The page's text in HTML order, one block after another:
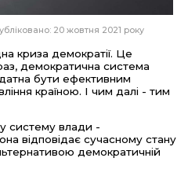
20 жовтня 2021 року
криза демократії. Це
,демократична система
бути ефективним
країною. І чим далі - тим
систему влади -
відповідає сучасному стану
демократичній